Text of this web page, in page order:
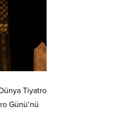
Tiyatro
Günü’nü